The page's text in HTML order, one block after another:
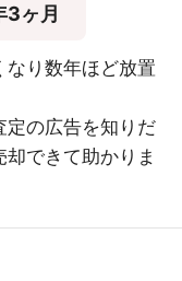
3ヶ月
り数年ほど放置
定の広告を知りだ
できて助かりま